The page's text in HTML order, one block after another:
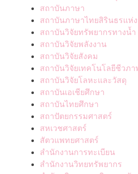
สถาบันภาษา
สถาบันภาษาไทยสิรินธรแห่
สถาบันวิจัยทรัพยากรทางน้ำ
สถาบันวิจัยพลังงาน
สถาบันวิจัยสังคม
สถาบันวิจัยเทคโนโลยีชีวภา
สถาบันวิจัยโลหะและวัสดุ
สถาบันเอเชียศึกษา
สถาบันไทยศึกษา
สถาปัตยกรรมศาสตร์
สหเวชศาสตร์
สัตวแพทยศาสตร์
สำนักงานการทะเบียน
สำนักงานวิทยทรัพยากร